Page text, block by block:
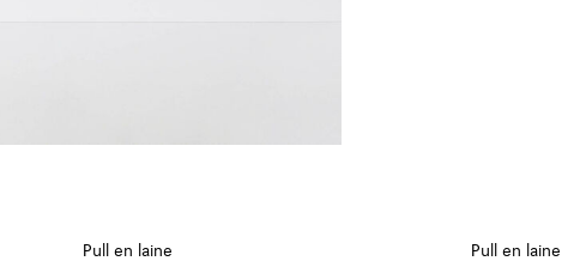
Pull en laine
Pull en laine